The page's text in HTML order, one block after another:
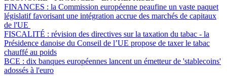
FINANCES : la Commission européenne peaufine un vaste paquet
législatif favorisant une intégration accrue des marchés de capitaux
de l'UE
FISCALITÉ : révision des directives sur la taxation du tabac - la
Présidence danoise du Conseil de l’UE propose de taxer le tabac
chauffé au poids
BCE : dix banques européennes lancent un émetteur de 'stablecoins'
adossés à l'euro